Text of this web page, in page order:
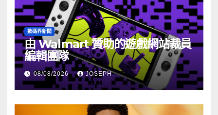
數碼界新聞
由 Walmart 贊助的遊戲網站裁員
編輯團隊
08/08/2026 JOSEPH